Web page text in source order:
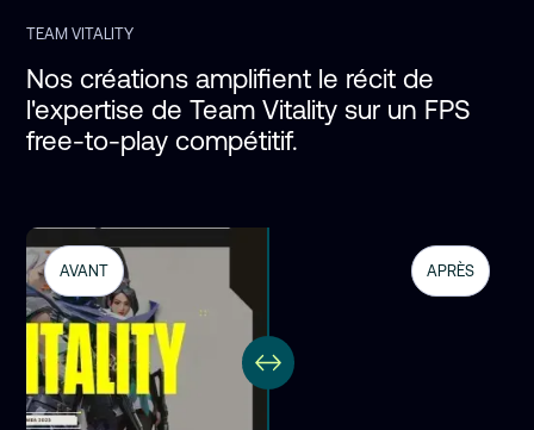
TEAM VITALITY
Nos créations amplifient le récit de
l'expertise de Team Vitality sur un FPS
free-to-play compétitif.
AVANT APRÈS